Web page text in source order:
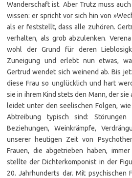
Wanderschaft ist. Aber Trutz muss
wissen: er spricht vor sich hin von
als er feststellt, dass alle zuhören.
verhalten, als grob abzulenken.
wohl der Grund für deren
Zuneigung und erlebt nun etwas,
Gertrud wendet sich weinend ab. Bis
diese Frau so unglücklich und hart
sie in ihrem Kind stets den Mann, der
leidet unter den seelischen Folgen,
Abtreibung typisch sind: Störungen
Beziehungen, Weinkrämpfe,
unserer heutigen Zeit von
Frauen, die abgetrieben haben,
stellte der Dichterkomponist in der
20. Jahrhunderts dar. Mit psychischen